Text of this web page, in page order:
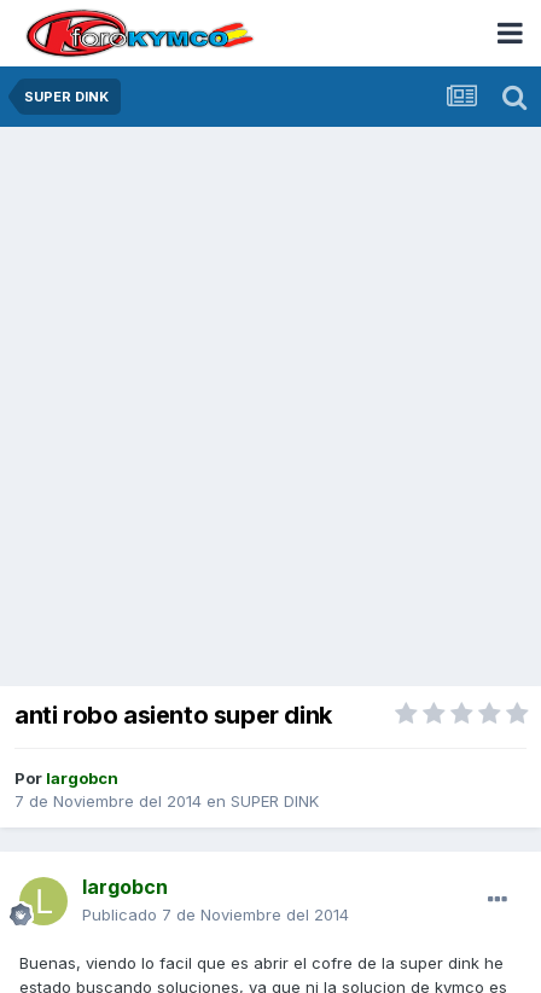
SUPER DINK
anti robo asiento super dink
Por largobcn
7 de Noviembre del 2014 en SUPER DINK
largobcn
Publicado 7 de Noviembre del 2014
Buenas, viendo lo facil que es abrir el cofre de la super dink he
estado buscando soluciones, ya que ni la solucion de kymco es